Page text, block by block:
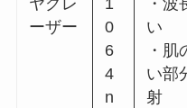
ヤグレ
ーザー
1
0
6
4
n
・波
い
・肌
い部
射